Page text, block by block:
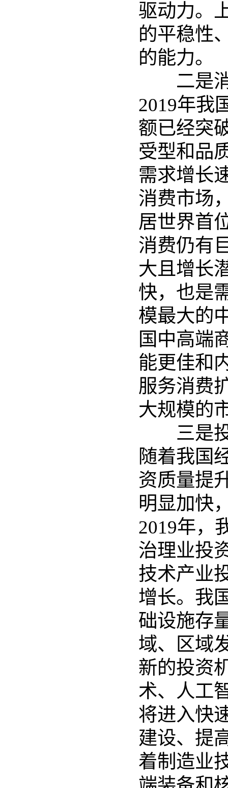
驱动力。
的平稳性
的能力。
二是消
2019年我
额已经突
受型和品
需求增长
消费市场
居世界首
消费仍有
大且增长
快，也是
模最大的
国中高端
能更佳和
服务消费
大规模的
三是投
随着我国
资质量提
明显加快
2019年，
治理业投
技术产业
增长。我
础设施存
域、区域
新的投资
术、人工
将进入快
建设、提
着制造业